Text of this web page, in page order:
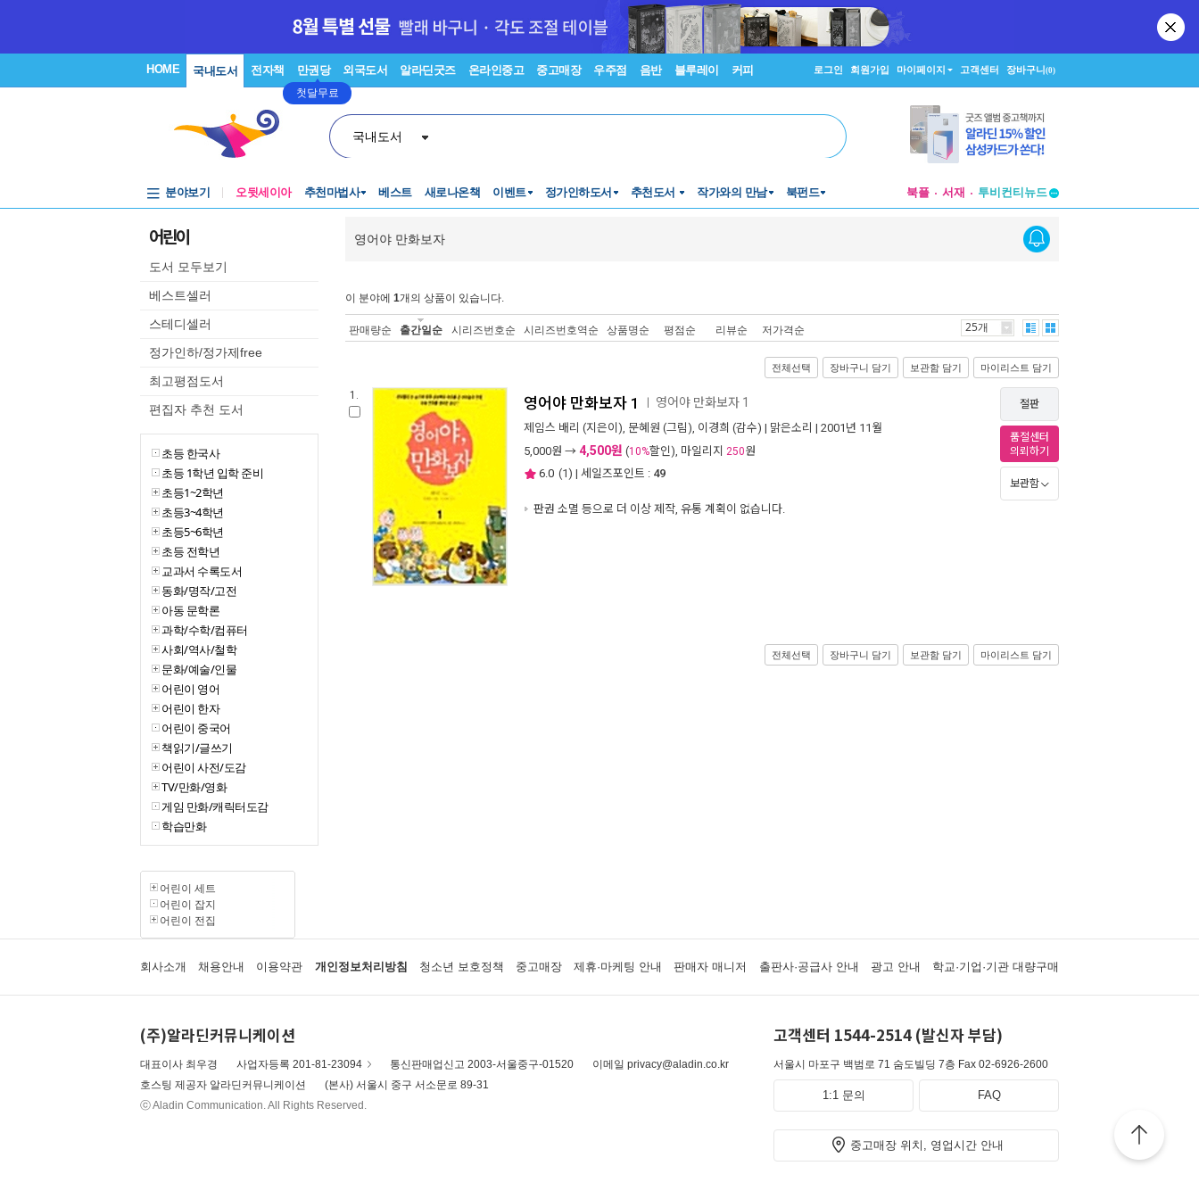
HOME 국내도서 전자책 만권당
첫달무료
외국도서 알라딘굿즈 온라인중고 중고매장 우주점 음반 블루레이 커피 로그인 회원가입 마이페이지 고객센터 장바구니(0)
국내도서
분야보기 오뒷세이아 추천마법사 베스트 새로나온책 이벤트 정가인하도서 추천도서 작가와의 만남 북펀드 북플 서재
투비컨티뉴드
투비컨티뉴드
어린이
도서 모두보기
베스트셀러
스테디셀러
정가인하/정가제free
최고평점도서
편집자 추천 도서
초등 한국사
초등 1학년 입학 준비
초등1~2학년
초등3~4학년
초등5~6학년
초등 전학년
교과서 수록도서
동화/명작/고전
아동 문학론
과학/수학/컴퓨터
사회/역사/철학
문화/예술/인물
어린이 영어
어린이 한자
어린이 중국어
책읽기/글쓰기
어린이 사전/도감
TV/만화/영화
게임 만화/캐릭터도감
학습만화
어린이 세트
어린이 잡지
어린이 전집
영어야 만화보자
이 분야에 1개의 상품이 있습니다.
판매량순 출간일순 시리즈번호순 시리즈번호역순 상품명순 평점순 리뷰순 저가격순 25개
전체선택 장바구니 담기 보관함 담기 마이리스트 담기
1. 영어야 만화보자 1 영어야 만화보자 1
제임스 배리 (지은이), 문혜원 (그림), 이경희 (감수) | 맑은소리 | 2001년 11월
5,000원 → 4,500원 (10%할인), 마일리지 250원
6.0 (1) | 세일즈포인트 : 49
판권 소멸 등으로 더 이상 제작, 유통 계획이 없습니다.
절판
품절센터
의뢰하기
보관함
전체선택 장바구니 담기 보관함 담기 마이리스트 담기
회사소개 채용안내 이용약관 개인정보처리방침 청소년 보호정책 중고매장 제휴·마케팅 안내 판매자 매니저 출판사·공급사 안내 광고 안내 학교·기업·기관 대량구매
(주)알라딘커뮤니케이션
대표이사 최우경 사업자등록 201-81-23094 통신판매업신고 2003-서울중구-01520
이메일 privacy@aladin.co.kr
호스팅 제공자 알라딘커뮤니케이션
(본사) 서울시 중구 서소문로 89-31
ⓒ Aladin Communication. All Rights Reserved.
고객센터 1544-2514 (발신자 부담)
서울시 마포구 백범로 71 숨도빌딩 7층 Fax 02-6926-2600
1:1 문의 FAQ
중고매장 위치, 영업시간 안내